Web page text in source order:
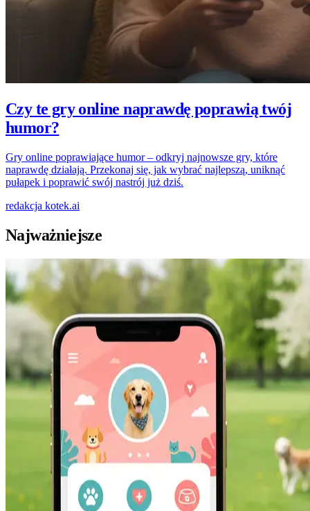
Czy te gry online naprawdę poprawią twój
humor?
Gry online poprawiające humor – odkryj najnowsze gry, które
naprawdę działają. Przekonaj się, jak wybrać najlepszą, uniknąć
pułapek i poprawić swój nastrój już dziś.
redakcja kotek.ai
Najważniejsze